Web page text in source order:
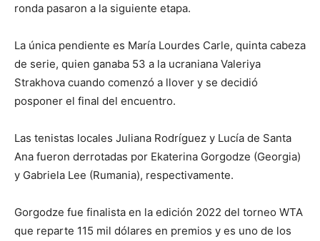
ronda pasaron a la siguiente etapa.
La única pendiente es María Lourdes Carle, quinta cabeza
de serie, quien ganaba 53 a la ucraniana Valeriya
Strakhova cuando comenzó a llover y se decidió
posponer el final del encuentro.
Las tenistas locales Juliana Rodríguez y Lucía de Santa
Ana fueron derrotadas por Ekaterina Gorgodze (Georgia)
y Gabriela Lee (Rumania), respectivamente.
Gorgodze fue finalista en la edición 2022 del torneo WTA
que reparte 115 mil dólares en premios y es uno de los